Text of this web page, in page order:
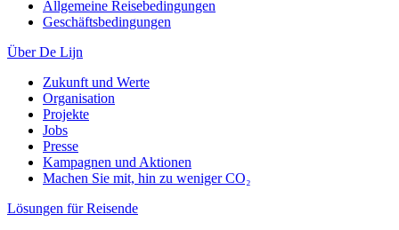
Allgemeine Reisebedingungen
Geschäftsbedingungen
Über De Lijn
Zukunft und Werte
Organisation
Projekte
Jobs
Presse
Kampagnen und Aktionen
Machen Sie mit, hin zu weniger CO₂
Lösungen für Reisende